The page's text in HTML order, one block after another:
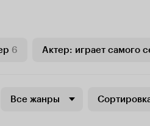
6 Актер: играет самого
Все жанры